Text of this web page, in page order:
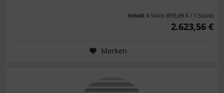
Inhalt 4 Stück (655,89 € / 1 Stück)
2.623,56 €
Merken